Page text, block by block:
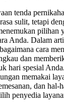
tenda
sulit, tetapi
pilihan
Anda. Dalam
cara
dan
hari spesial
memakai
dan hal-
penyedia